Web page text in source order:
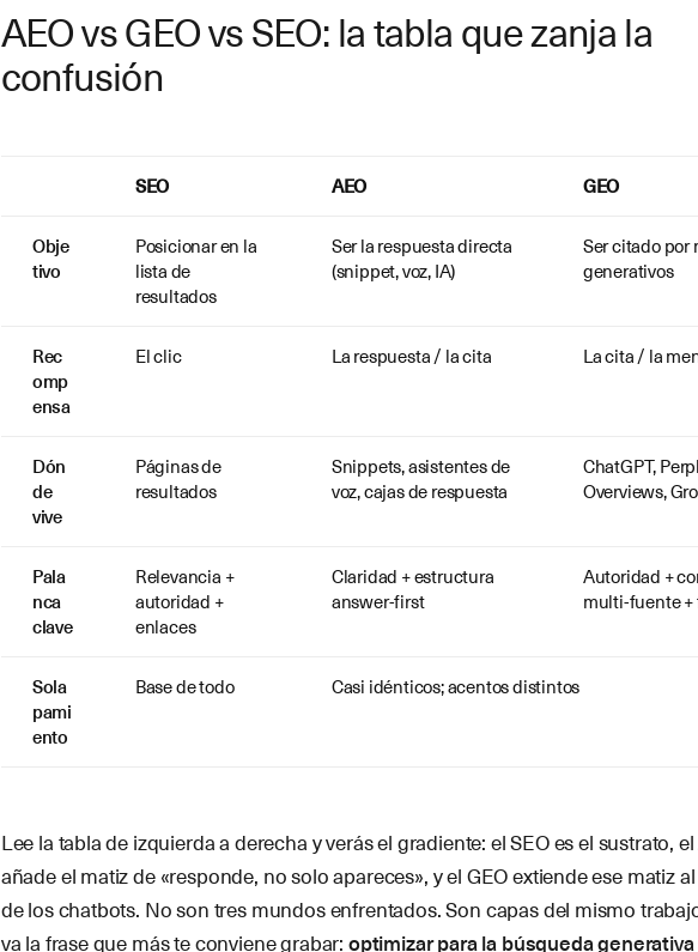
AEO vs GEO vs SEO: la tabla que zanja la
confusión
SEO AEO GEO
Obje
tivo
Posicionar en la
lista de
resultados
Ser la respuesta directa
(snippet, voz, IA)
Ser citado por
generativos
Rec
omp
ensa
El clic La respuesta / la cita La cita / la
Dón
de
vive
Páginas de
resultados
Snippets, asistentes de
voz, cajas de respuesta
ChatGPT,
Overviews,
Pala
nca
clave
Relevancia +
autoridad +
enlaces
Claridad + estructura
answer-first
Autoridad +
multi-fuente +
Sola
pami
ento
Base de todo Casi idénticos; acentos distintos
Lee la tabla de izquierda a derecha y verás el gradiente: el SEO es el sustrato,
añade el matiz de «responde, no solo apareces», y el GEO extiende ese matiz
de los chatbots. No son tres mundos enfrentados. Son capas del mismo
va la frase que más te conviene grabar:optimizar para la búsqueda